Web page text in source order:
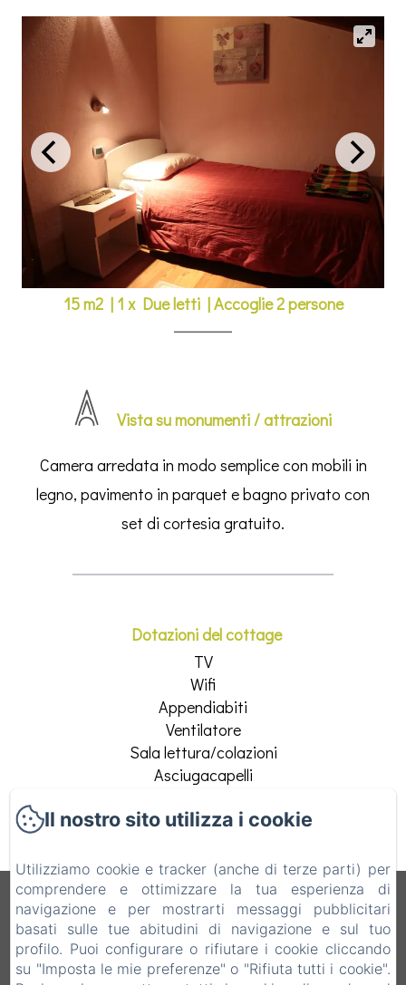
15 m2 | 1 x Due letti |Accoglie 2 persone
Vista su monumenti / attrazioni
Camera arredata in modo semplice con mobili in
legno, pavimento in parquet e bagno privato con
set di cortesia gratuito.
Dotazioni del cottage
TV
Wifi
Appendiabiti
Ventilatore
Sala lettura/colazioni
Asciugacapelli
Vedi tutti i servizi
B&B Vecchio Torchio
Informativa PrivacyNote legali Informazioni sui cookie
Via Vittorio Emanuele 28, Bard, 11020, Italia
Il nostro sito utilizza i cookie
Utilizziamo cookie e tracker (anche di terze parti) per
comprendere e ottimizzare la tua esperienza di
navigazione e per mostrarti messaggi pubblicitari
basati sulle tue abitudini di navigazione e sul tuo
profilo. Puoi configurare o rifiutare i cookie cliccando
su "Imposta le mie preferenze" o "Rifiuta tutti i cookie".